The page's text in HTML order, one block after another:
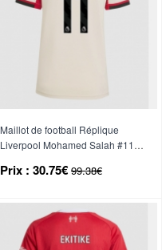
Maillot de football Réplique
Liverpool Mohamed Salah #11
Manche Courte
Prix : 30.75€ 99.38€